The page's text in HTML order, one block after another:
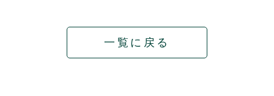
一覧に戻る